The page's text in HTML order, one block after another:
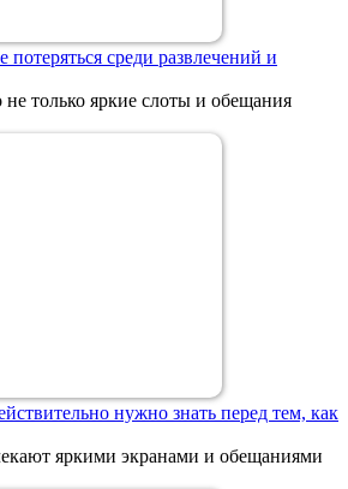
среди развлечений и
только яркие слоты и обещания
нужно знать перед тем, как
яркими экранами и обещаниями